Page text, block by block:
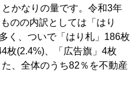
かなりの量です。令和3年
のの内訳としては「はり
く、ついで「はり札」186枚
枚(2.4%)、「広告旗」4枚
、全体のうち82％を不動産